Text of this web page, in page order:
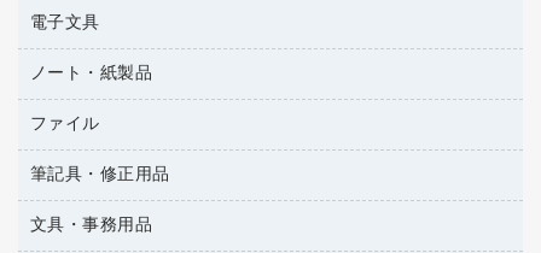
ハンドソープ・石鹸
トイレ用品
トイレ用洗剤
ティッシュペーパー
ダストボックス
タイムレコーダー
シュレッダ
ＯＨＰ用品
乾電池・充電池
フィルム・カメラ用品
デスクライト
アルバム
懐中電灯・ライト
掃除機・クリーナー
空調・季節家電
その他電化製品
キッチン・調理家電
ＯＡタップ／延長コード
電子文具
電卓
ラベルテープ
その他電子文具
ノート・紙製品
封筒
粘着メモ
伝票
典礼用品
ファイル
名刺整理用品
板目表紙・綴込表紙
筆記具・修正用品
万年筆
文具・事務用品